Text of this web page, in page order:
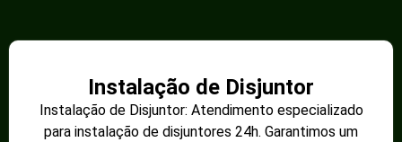
Instalação de Disjuntor
Instalação de Disjuntor: Atendimento especializado
para instalação de disjuntores 24h. Garantimos um